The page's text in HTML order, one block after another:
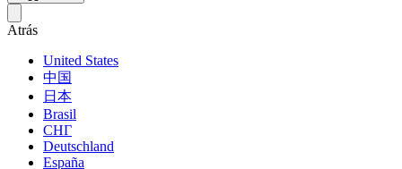
Atrás
United States
中国
日本
Brasil
СНГ
Deutschland
España